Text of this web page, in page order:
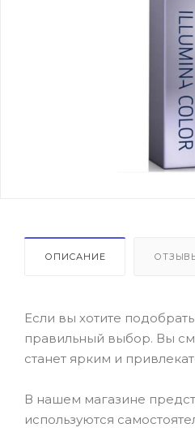
ОПИСАНИЕ
Если вы хотите
правильный выбор. Вы
станет ярким и
В нашем магазине
используются